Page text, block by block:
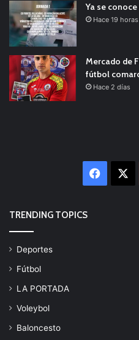
Ya se
Hace 19 horas
Mercado de
fútbol
Hace 2 días
TRENDING TOPICS
Deportes
Fútbol
LA PORTADA
Voleybol
Baloncesto